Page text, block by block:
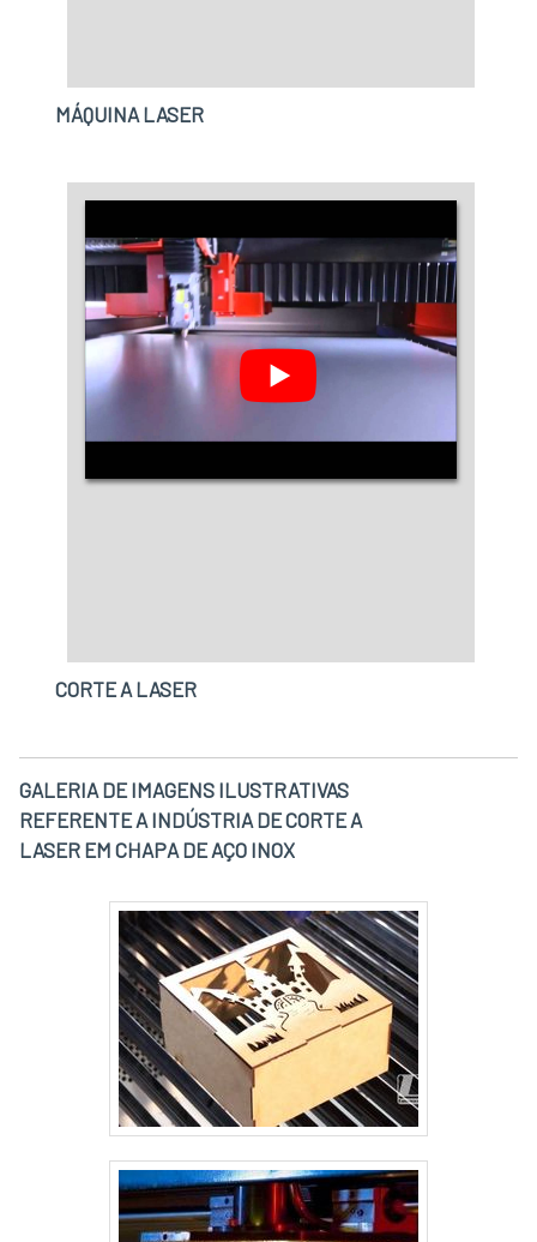
MÁQUINA LASER
CORTE A LASER
GALERIA DE IMAGENS ILUSTRATIVAS
REFERENTE A INDÚSTRIA DE CORTE A
LASER EM CHAPA DE AÇO INOX